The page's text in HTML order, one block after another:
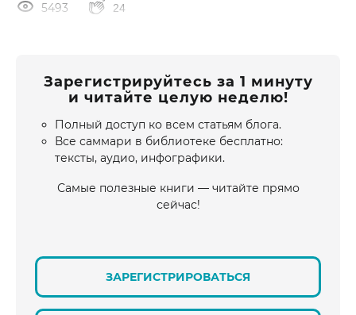
5493 24
Зарегистрируйтесь за 1 минуту
и читайте целую неделю!
Полный доступ ко всем статьям блога.
Все саммари в библиотеке бесплатно:
тексты, аудио, инфографики.
Самые полезные книги — читайте прямо
сейчас!
ЗАРЕГИСТРИРОВАТЬСЯ